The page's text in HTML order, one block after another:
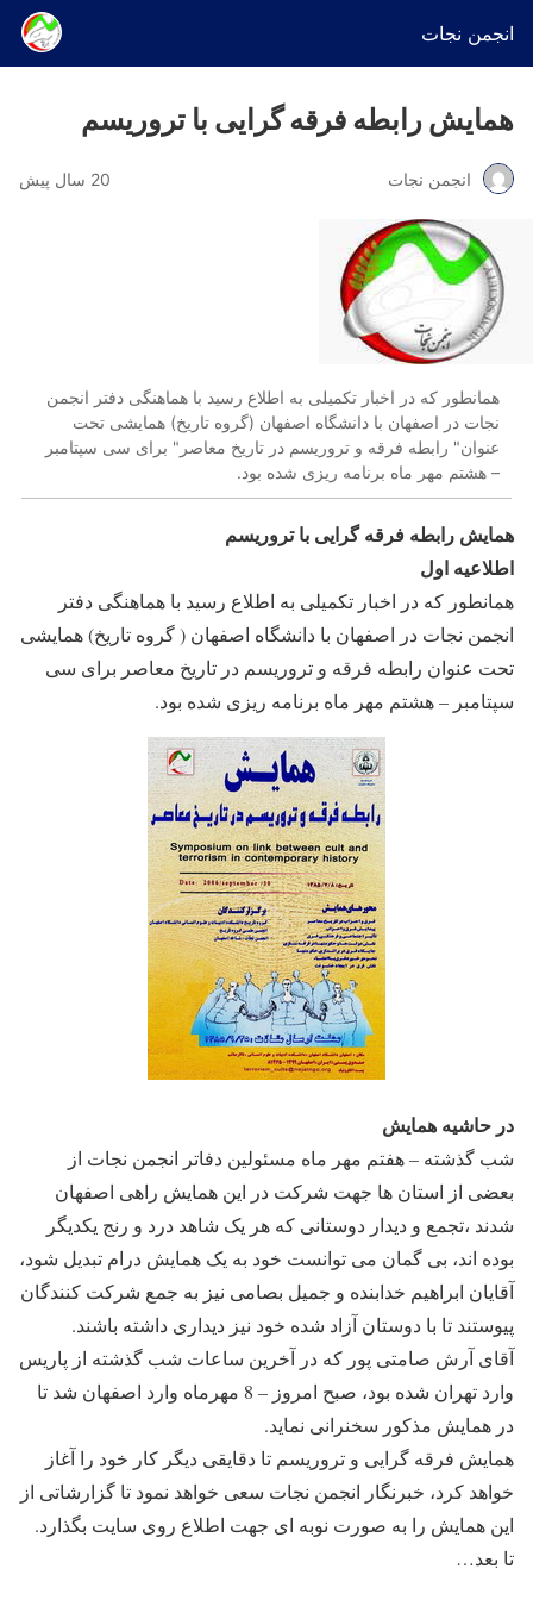
انجمن نجات
همایش رابطه فرقه گرایی با تروریسم
انجمن نجات 20 سال پیش
همانطور که در اخبار تکمیلی به اطلاع رسید با هماهنگی دفتر انجمن
نجات در اصفهان با دانشگاه اصفهان (گروه تاریخ) همایشی تحت
عنوان" رابطه فرقه و تروریسم در تاریخ معاصر" برای سی سپتامبر
– هشتم مهر ماه برنامه ریزی شده بود.
همایش رابطه فرقه گرایی با تروریسم
اطلاعیه اول
همانطور که در اخبار تکمیلی به اطلاع رسید با هماهنگی دفتر
انجمن نجات در اصفهان با دانشگاه اصفهان ( گروه تاریخ) همایشی
تحت عنوان رابطه فرقه و تروریسم در تاریخ معاصر برای سی
سپتامبر – هشتم مهر ماه برنامه ریزی شده بود.
در حاشیه همایش
شب گذشته – هفتم مهر ماه مسئولین دفاتر انجمن نجات از
بعضی از استان ها جهت شرکت در این همایش راهی اصفهان
شدند ،تجمع و دیدار دوستانی که هر یک شاهد درد و رنج یکدیگر
بوده اند، بی گمان می توانست خود به یک همایش درام تبدیل شود،
آقایان ابراهیم خدابنده و جمیل بصامی نیز به جمع شرکت کنندگان
پیوستند تا با دوستان آزاد شده خود نیز دیداری داشته باشند.
آقای آرش صامتی پور که در آخرین ساعات شب گذشته از پاریس
وارد تهران شده بود، صبح امروز – 8 مهرماه وارد اصفهان شد تا
در همایش مذکور سخنرانی نماید.
همایش فرقه گرایی و تروریسم تا دقایقی دیگر کار خود را آغاز
خواهد کرد، خبرنگار انجمن نجات سعی خواهد نمود تا گزارشاتی از
این همایش را به صورت نوبه ای جهت اطلاع روی سایت بگذارد.
تا بعد…